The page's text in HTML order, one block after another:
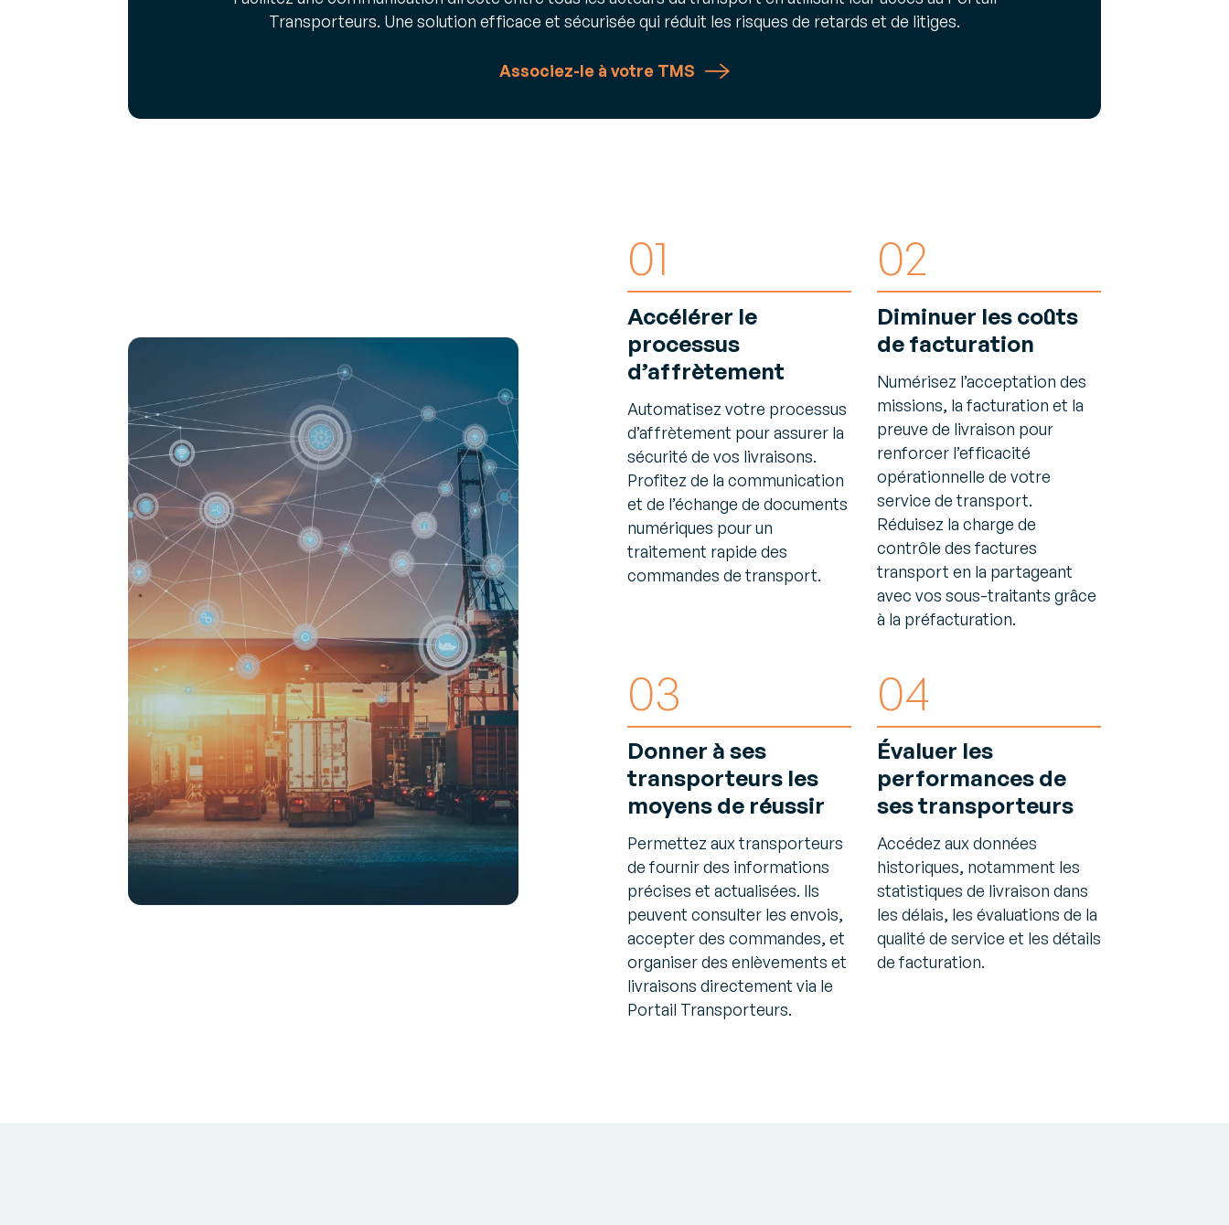
Transporteurs. Une solution efficace et sécurisée qui réduit les risques de retards et de litiges.
Associez-le à votre TMS
01
Accélérer le
processus
d’affrètement
Automatisez votre processus
d’affrètement pour assurer la
sécurité de vos livraisons.
Profitez de la communication
et de l’échange de documents
numériques pour un
traitement rapide des
commandes de transport.
02
Diminuer les coûts
de facturation
Numérisez l’acceptation des
missions, la facturation et la
preuve de livraison pour
renforcer l’efficacité
opérationnelle de votre
service de transport.
Réduisez la charge de
contrôle des factures
transport en la partageant
avec vos sous-traitants grâce
à la préfacturation.
03
Donner à ses
transporteurs les
moyens de réussir
Permettez aux transporteurs
de fournir des informations
précises et actualisées. Ils
peuvent consulter les envois,
accepter des commandes, et
organiser des enlèvements et
livraisons directement via le
Portail Transporteurs.
04
Évaluer les
performances de
ses transporteurs
Accédez aux données
historiques, notamment les
statistiques de livraison dans
les délais, les évaluations de la
qualité de service et les détails
de facturation.